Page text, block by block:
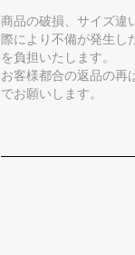
商品の破損、サイズ違
際により不備が発生し
を負担いたします。
お客様都合の返品の再
でお願いします。